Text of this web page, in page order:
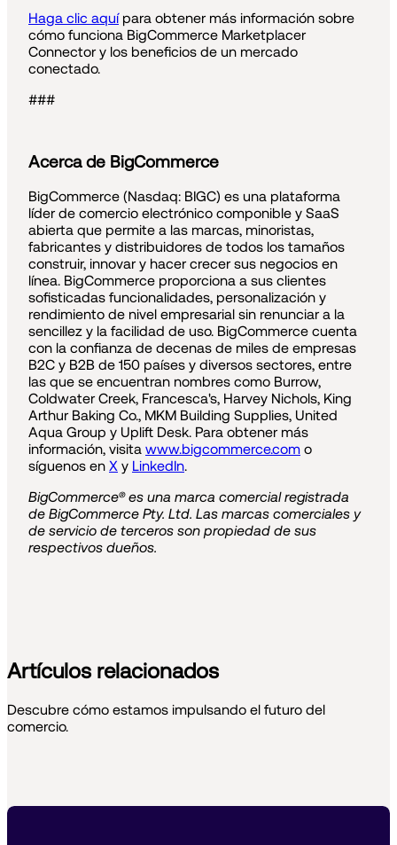
Haga clic aquípara obtener más información sobre
cómo funciona BigCommerce Marketplacer
Connector y los beneficios de un mercado
conectado.
###
Acerca de BigCommerce
BigCommerce (Nasdaq: BIGC) es una plataforma
líder de comercio electrónico componible y SaaS
abierta que permite a las marcas, minoristas,
fabricantes y distribuidores de todos los tamaños
construir, innovar y hacer crecer sus negocios en
línea. BigCommerce proporciona a sus clientes
sofisticadas funcionalidades, personalización y
rendimiento de nivel empresarial sin renunciar a la
sencillez y la facilidad de uso. BigCommerce cuenta
con la confianza de decenas de miles de empresas
B2C y B2B de 150 países y diversos sectores, entre
las que se encuentran nombres como Burrow,
Coldwater Creek, Francesca's, Harvey Nichols, King
Arthur Baking Co., MKM Building Supplies, United
Aqua Group y Uplift Desk. Para obtener más
información, visita www.bigcommerce.com o
síguenos en X y LinkedIn.
BigCommerce® es una marca comercial registrada
de BigCommerce Pty. Ltd. Las marcas comerciales y
de servicio de terceros son propiedad de sus
respectivos dueños.
Artículos relacionados
Descubre cómo estamos impulsando el futuro del
comercio.